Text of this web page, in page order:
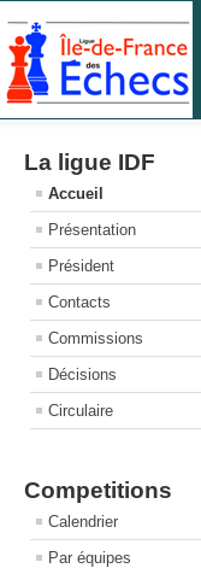
La ligue IDF
Accueil
Présentation
Président
Contacts
Commissions
Décisions
Circulaire
Competitions
Calendrier
Par équipes